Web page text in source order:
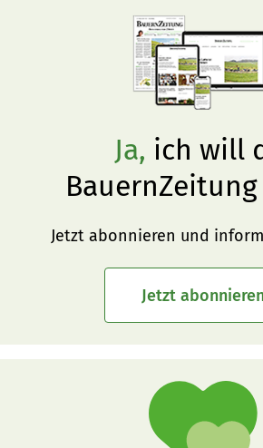
Ja, ich will
Jetzt abonnieren und
Jetzt